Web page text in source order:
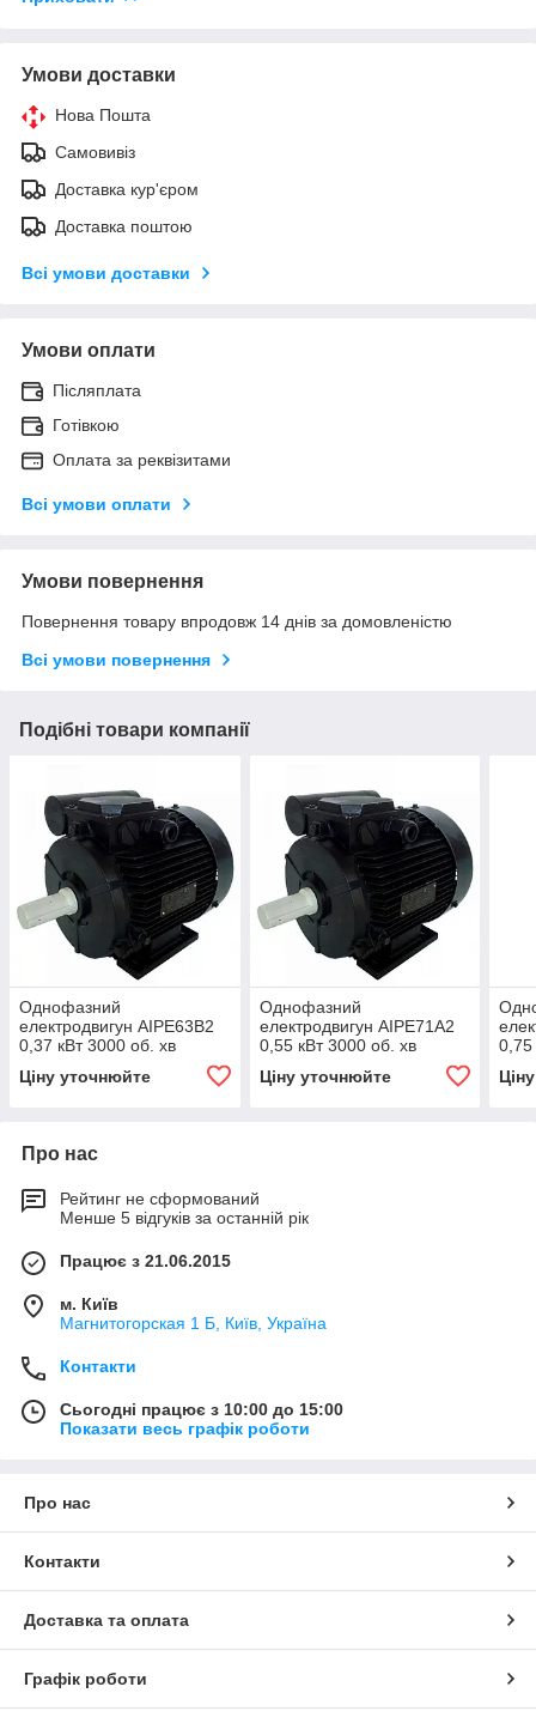
Умови доставки
Нова Пошта
Самовивіз
Доставка кур'єром
Доставка поштою
Всі умови доставки
Умови оплати
Післяплата
Готівкою
Оплата за реквізитами
Всі умови оплати
Умови повернення
Повернення товару впродовж 14 днів за домовленістю
Всі умови повернення
Подібні товари компанії
Однофазний
електродвигун АІРЕ63В2
0,37 кВт 3000 об. хв
Ціну уточнюйте
Однофазний
електродвигун АІРЕ71А2
0,55 кВт 3000 об. хв
Ціну уточнюйте
0,75
Про нас
Рейтинг не сформований
Менше 5 відгуків за останній рік
Працює з 21.06.2015
м. Київ
Магнитогорская 1 Б, Київ, Україна
Контакти
Сьогодні працює з 10:00 до 15:00
Показати весь графік роботи
Про нас
Контакти
Доставка та оплата
Графік роботи